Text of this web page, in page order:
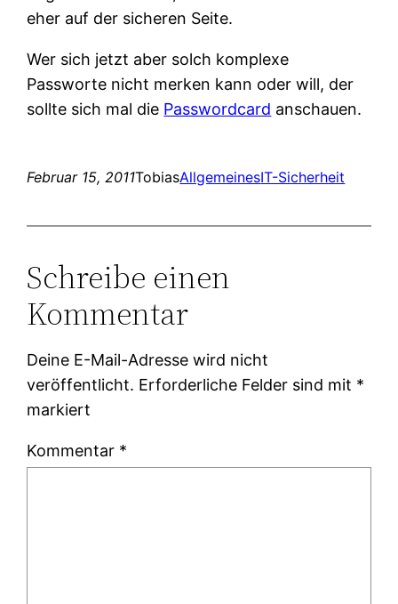
eher auf der sicheren Seite.
Wer sich jetzt aber solch komplexe
Passworte nicht merken kann oder will, der
sollte sich mal die Passwordcard anschauen.
Februar 15, 2011TobiasAllgemeinesIT-Sicherheit
Schreibe einen
Kommentar
Deine E-Mail-Adresse wird nicht
veröffentlicht. Erforderliche Felder sind mit *
markiert
Kommentar *